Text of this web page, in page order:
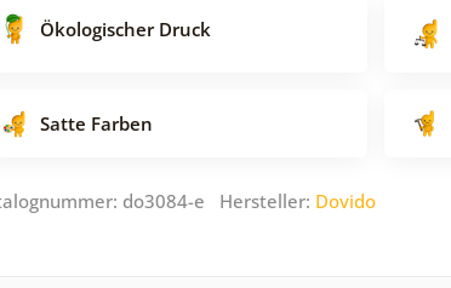
Ökologischer Druck
Satte Farben
do3084-e Hersteller: Dovido